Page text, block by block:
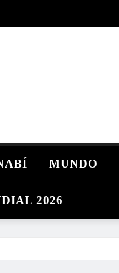
MUNDO
2026